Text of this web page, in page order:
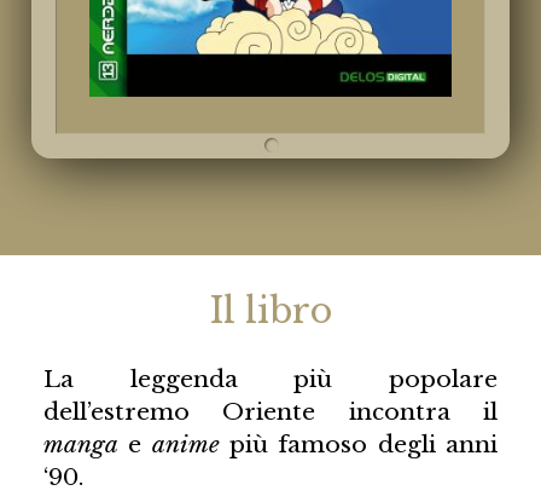
Il libro
La leggenda più popolare
dell’estremo Oriente incontra il
manga e animepiù famoso degli anni
‘90.